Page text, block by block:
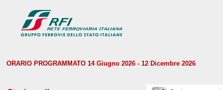
ORARIO PROGRAMMATO 14 Giugno 2026 - 12 Dicembre 2026